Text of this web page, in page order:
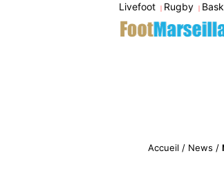
Livefoot | Rugby |
Accueil / News /